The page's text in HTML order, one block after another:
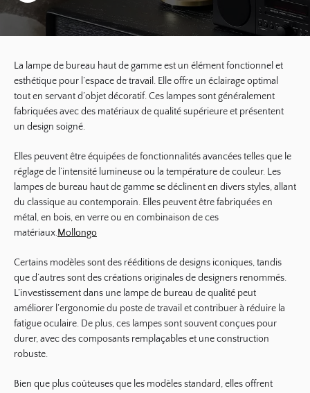
La lampe de bureau haut de gamme est un élément fonctionnel et
esthétique pour l’espace de travail. Elle offre un éclairage optimal
tout en servant d’objet décoratif. Ces lampes sont généralement
fabriquées avec des matériaux de qualité supérieure et présentent
un design soigné.
Elles peuvent être équipées de fonctionnalités avancées telles que le
réglage de l’intensité lumineuse ou la température de couleur. Les
lampes de bureau haut de gamme se déclinent en divers styles, allant
du classique au contemporain. Elles peuvent être fabriquées en
métal, en bois, en verre ou en combinaison de ces
matériaux.Mollongo
Certains modèles sont des rééditions de designs iconiques, tandis
que d’autres sont des créations originales de designers renommés.
L’investissement dans une lampe de bureau de qualité peut
améliorer l’ergonomie du poste de travail et contribuer à réduire la
fatigue oculaire. De plus, ces lampes sont souvent conçues pour
durer, avec des composants remplaçables et une construction
robuste.
Bien que plus coûteuses que les modèles standard, elles offrent